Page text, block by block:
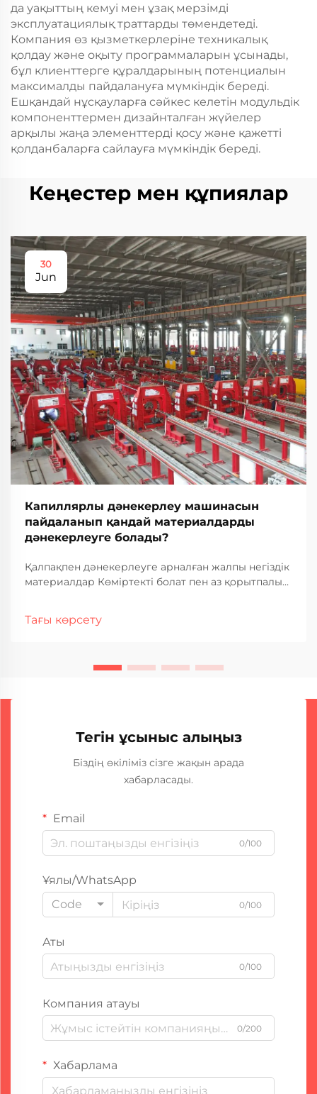
да уақыттың кемуі мен ұзақ мерзімді
эксплуатациялық траттарды төмендетеді.
Компания өз қызметкерлеріне техникалық
қолдау және оқыту программаларын ұсынады,
бұл клиенттерге құралдарының потенциалын
максималды пайдалануға мүмкіндік береді.
Ешқандай нұсқауларға сәйкес келетін модульдік
компоненттермен дизайнталған жүйелер
арқылы жаңа элементтерді қосу және қажетті
қолданбаларға сайлауға мүмкіндік береді.
Кеңестер мен құпиялар
30
Jun
Капиллярлы дәнекерлеу машинасын
пайдаланып қандай материалдарды
дәнекерлеуге болады?
Қалпақпен дәнекерлеуге арналған жалпы негіздік
материалдар Көміртекті болат пен аз қорытпалы
негіздік материал ретінде таңдалып алынуда.
Тағы көрсету
Тегін ұсыныс алыңыз
Біздің өкіліміз сізге жақын арада
хабарласады.
Email
0/100
Ұялы/WhatsApp
Code
0/100
Аты
0/100
Компания атауы
0/200
Хабарлама